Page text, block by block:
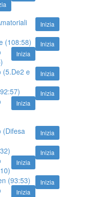
Inizia
Inizia
(108:58)
Inizia
Inizia
(5.De2 e
Inizia
Inizia
Inizia
(Difesa
Inizia
Inizia
Inizia
(93:53)
Inizia